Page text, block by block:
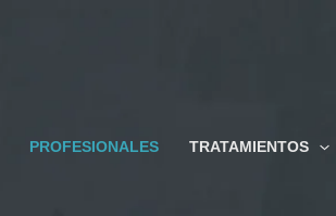
PROFESIONALES TRATAMIENTOS